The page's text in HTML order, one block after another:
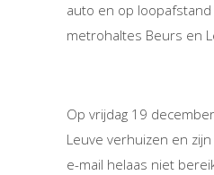
auto en op
metrohaltes Beurs en
Op vrijdag 19
Leuve verhuizen en
e-mail helaas niet